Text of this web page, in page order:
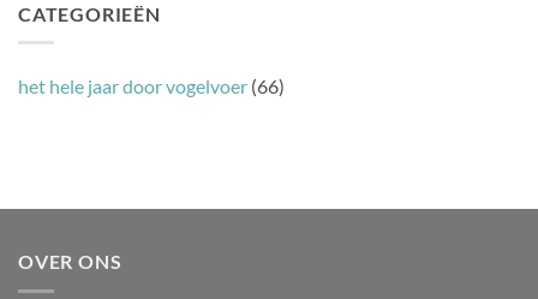
CATEGORIEËN
het hele jaar door vogelvoer (66)
OVER ONS